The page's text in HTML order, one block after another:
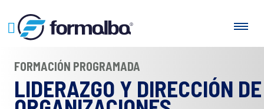
FORMACIÓN PROGRAMADA
LIDERAZGO Y DIRECCIÓN DE